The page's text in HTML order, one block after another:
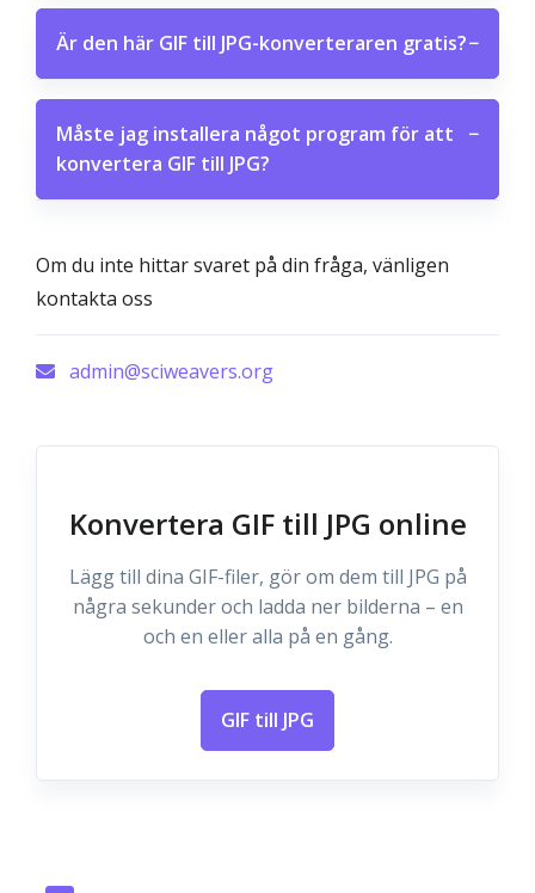
Är den här GIF till JPG-konverteraren gratis?−
Måste jag installera något program för att
konvertera GIF till JPG?
−
Om du inte hittar svaret på din fråga, vänligen
kontakta oss
admin@sciweavers.org
Konvertera GIF till JPG online
Lägg till dina GIF-filer, gör om dem till JPG på
några sekunder och ladda ner bilderna – en
och en eller alla på en gång.
GIF till JPG